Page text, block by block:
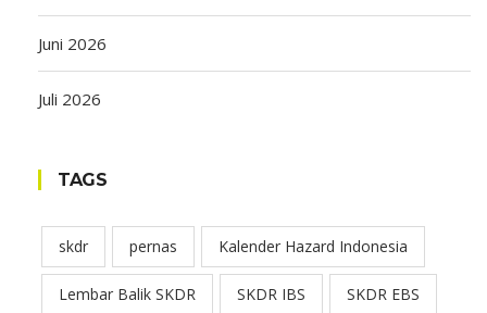
Juni 2026
Juli 2026
TAGS
skdr pernas Kalender Hazard Indonesia
Lembar Balik SKDR SKDR IBS SKDR EBS